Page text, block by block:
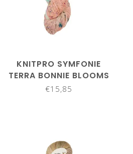
KNITPRO SYMFONIE
TERRA BONNIE BLOOMS
VR2018
€15,85